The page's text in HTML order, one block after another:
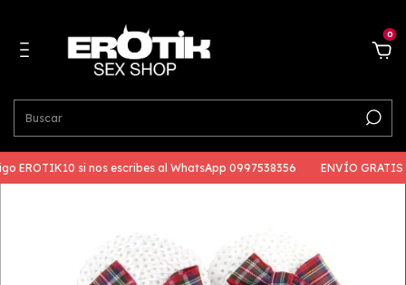
0
EROTIK10 si nos escribes al WhatsApp 0997538356 ENVÍO